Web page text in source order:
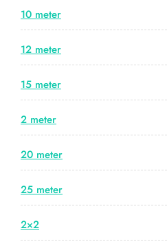
10 meter
12 meter
15 meter
2 meter
20 meter
25 meter
2×2